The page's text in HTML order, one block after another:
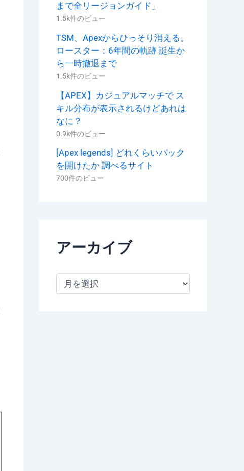
まで全リージョンガイド」
1.5k件のビュー
TSM、Apexからひっそり消える。
ロースター：6年間の軌跡 誕生か
ら一時撤退まで
1.5k件のビュー
【APEX】カジュアルマッチで ス
キル分布が表示されるけどあれは
なに？
0.9k件のビュー
[Apex legends] どれくらいパック
を開けたか 調べるサイト
700件のビュー
アーカイブ